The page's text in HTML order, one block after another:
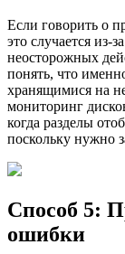
Если говорить о
это случается из-
неосторожных
понять, что
хранящимися на
мониторинг
когда разделы
поскольку нужно
Способ 5:
ошибки